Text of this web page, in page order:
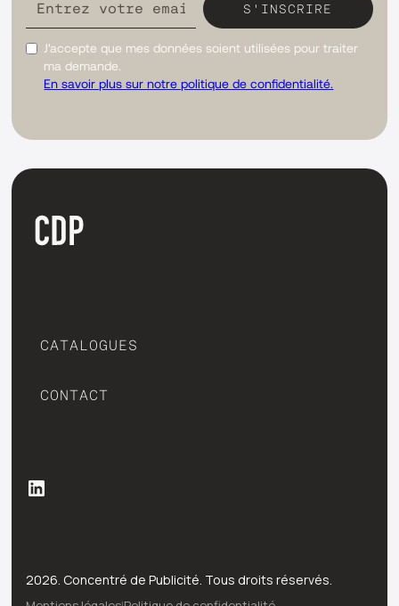
J'accepte que mes données soient utilisées pour traiter
ma demande.
En savoir plus sur notre politique de confidentialité.
2026. Concentré de Publicité. Tous droits réservés.
CATALOGUES
CONTACT